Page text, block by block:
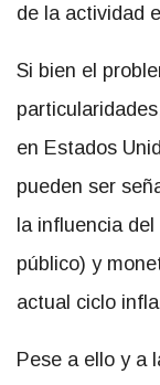
de la actividad
Si bien el
en Estados
pueden ser
la influencia
público) y
actual ciclo
Pese a ello y a